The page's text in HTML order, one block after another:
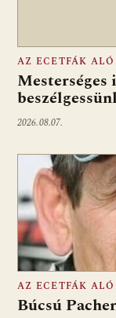
AZ ECETFÁK
2026.08.07.
AZ ECETFÁK
Búcsú